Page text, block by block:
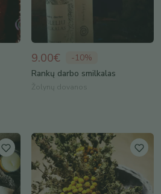
9.00€ -10%
Rankų darbo smilkalas
Žolynų dovanos